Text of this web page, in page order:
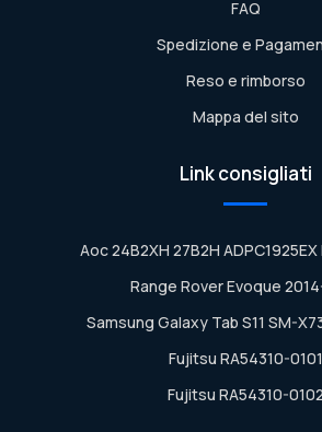
FAQ
Spedizione e
Reso e rimborso
Mappa del sito
Link consigliati
Aoc 24B2XH 27B2H
Range Rover Evoque
Samsung Galaxy Tab S11 SM-
Fujitsu RA54310-0101
Fujitsu RA54310-0102